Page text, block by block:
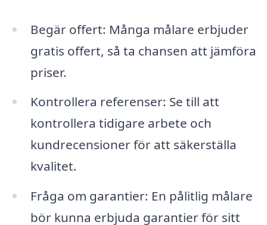
Begär offert: Många målare erbjuder
gratis offert, så ta chansen att jämföra
priser.
Kontrollera referenser: Se till att
kontrollera tidigare arbete och
kundrecensioner för att säkerställa
kvalitet.
Fråga om garantier: En pålitlig målare
bör kunna erbjuda garantier för sitt